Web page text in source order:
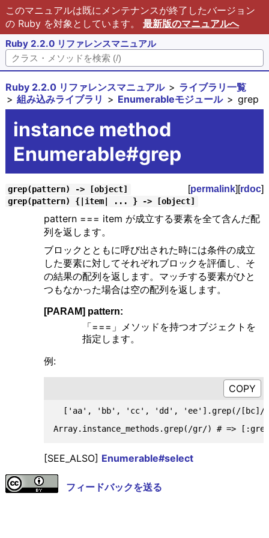
このマニュアルは既にメンテナンスが終了したバージョン
の Ruby を対象としています。 最新版のマニュアルへ
Ruby 2.2.0 リファレンスマニュアル
Ruby 2.2.0 リファレンスマニュアル
ライブラリ一覧
組み込みライブラリ
Enumerableモジュール grep
instance method
Enumerable#grep
grep(pattern) -> [object] [permalink][rdoc]
grep(pattern) {|item| ... } -> [object]
pattern === item が成立する要素を全て含んだ配
列を返します。
ブロックとともに呼び出された時には条件の成立
した要素に対してそれぞれブロックを評価し、そ
の結果の配列を返します。マッチする要素がひと
つもなかった場合は空の配列を返します。
[PARAM] pattern:
「===」メソッドを持つオブジェクトを
指定します。
例:
['aa', 'bb', 'cc', 'dd', 'ee'].grep(/[bc]/
[SEE_ALSO] Enumerable#select
フィードバックを送る